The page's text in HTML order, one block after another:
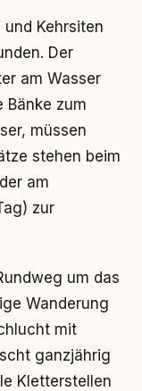
Kehrsiten
Der
am Wasser
Bänke zum
müssen
stehen beim
am
zur
um das
Wanderung
mit
ganzjährig
Kletterstellen